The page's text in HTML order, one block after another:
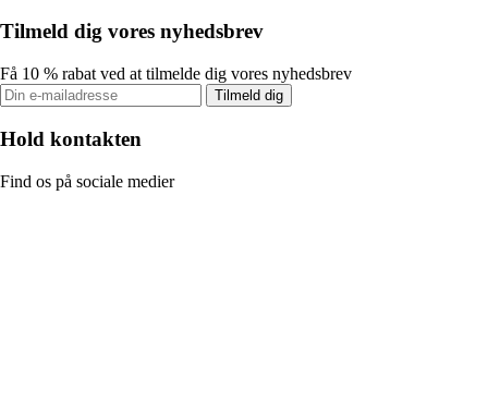
Tilmeld dig vores nyhedsbrev
Få 10 % rabat ved at tilmelde dig vores nyhedsbrev
Tilmeld dig
Hold kontakten
Find os på sociale medier